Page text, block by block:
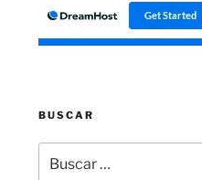
BUSCAR
por: